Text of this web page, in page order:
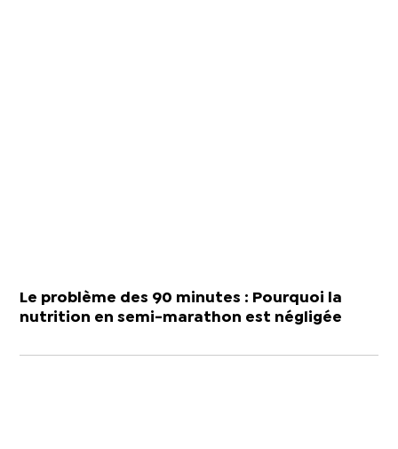
Le problème des 90 minutes : Pourquoi la
nutrition en semi-marathon est négligée